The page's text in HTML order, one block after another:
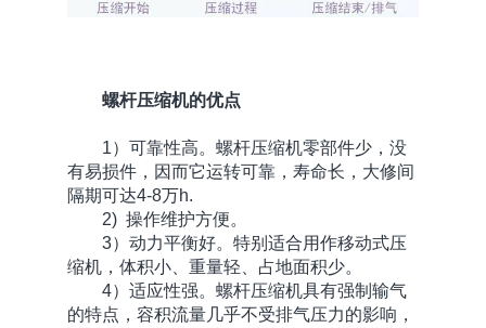
螺杆压缩机的优点
1）可靠性高。螺杆压缩机零部件少，没
有易损件，因而它运转可靠，寿命长，大修间
隔期可达4-8万h.
2) 操作维护方便。
3）动力平衡好。特别适合用作移动式压
缩机，体积小、重量轻、占地面积少。
4）适应性强。螺杆压缩机具有强制输气
的特点，容积流量几乎不受排气压力的影响，